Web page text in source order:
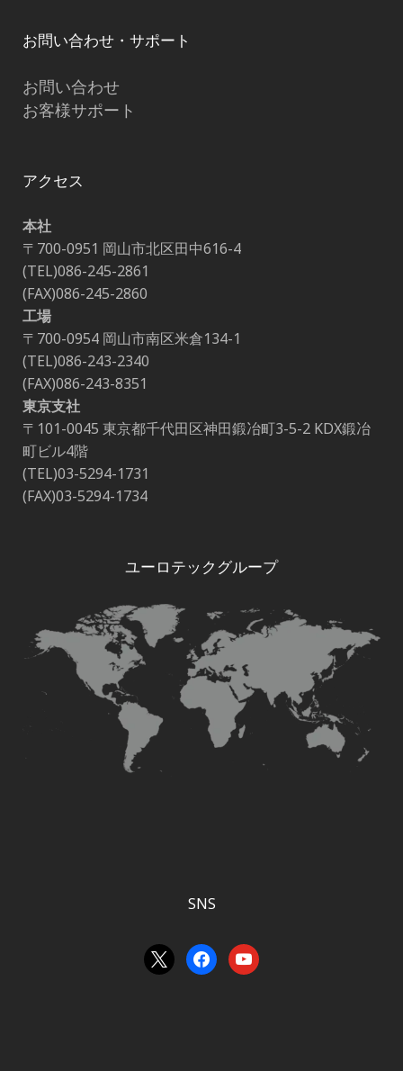
お問い合わせ・サポート
お問い合わせ
お客様サポート
アクセス
本社
〒700-0951 岡山市北区田中616-4
(TEL)086-245-2861
(FAX)086-245-2860
工場
〒700-0954 岡山市南区米倉134-1
(TEL)086-243-2340
(FAX)086-243-8351
東京支社
〒101-0045 東京都千代田区神田鍛冶町3-5-2 KDX鍛冶
町ビル4階
(TEL)03-5294-1731
(FAX)03-5294-1734
ユーロテックグループ
SNS
x facebook
youtube